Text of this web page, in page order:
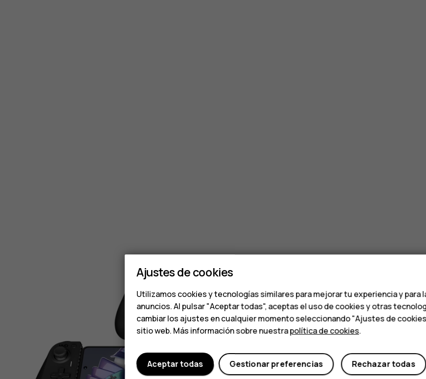
Ajustes de cookies
Utilizamos cookies y tecnologías similares para mejorar tu experiencia y para
anuncios. Al pulsar "Aceptar todas", aceptas el uso de cookies y otras
cambiar los ajustes en cualquier momento seleccionando "Ajustes de
sitio web. Más información sobre nuestrapolítica de cookies.
Rechazar todas
Gestionar preferencias
Aceptar todas